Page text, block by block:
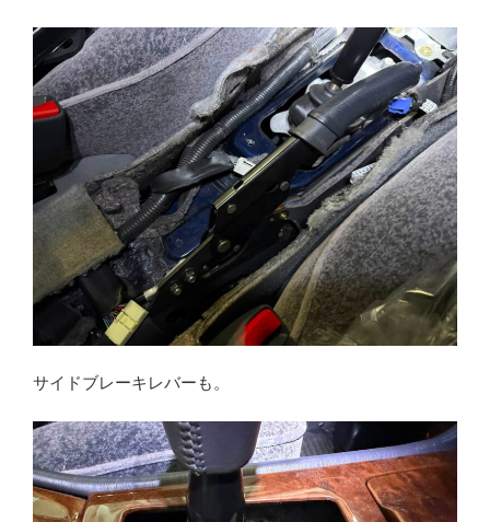
サイドブレーキレバーも。